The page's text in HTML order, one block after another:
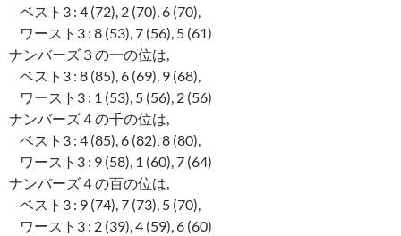
ベスト3 : 4 (72), 2 (70), 6 (70),
ワースト3 : 8 (53), 7 (56), 5 (61)
ナンバーズ３の一の位は,
ベスト3 : 8 (85), 6 (69), 9 (68),
ワースト3 : 1 (53), 5 (56), 2 (56)
ナンバーズ４の千の位は,
ベスト3 : 4 (85), 6 (82), 8 (80),
ワースト3 : 9 (58), 1 (60), 7 (64)
ナンバーズ４の百の位は,
ベスト3 : 9 (74), 7 (73), 5 (70),
ワースト3 : 2 (39), 4 (59), 6 (60)